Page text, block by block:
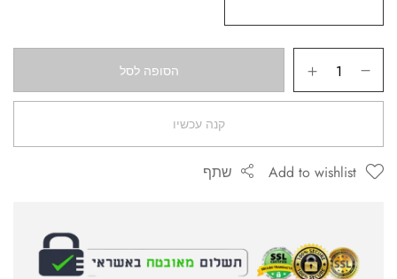
הסופה לסל
קנה עכשיו
Add to wishlist שתף